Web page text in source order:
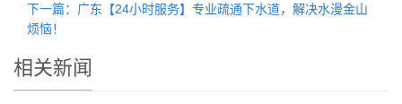
下一篇：广东【24小时服务】专业疏通下水道，解决水漫金山
烦恼！
相关新闻